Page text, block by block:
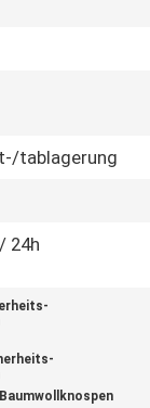
tablagerung
24h